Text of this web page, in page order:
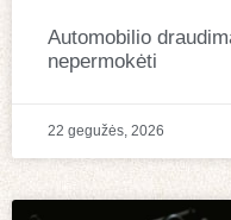
Automobilio
nepermokėti
22 gegužės, 2026